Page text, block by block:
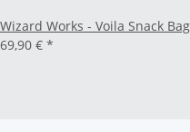
Wizard Works - Voila Snack
69,90 € *